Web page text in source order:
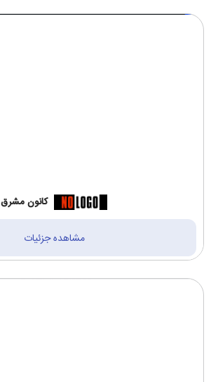
کانون مشرق
مشاهده جزئیات